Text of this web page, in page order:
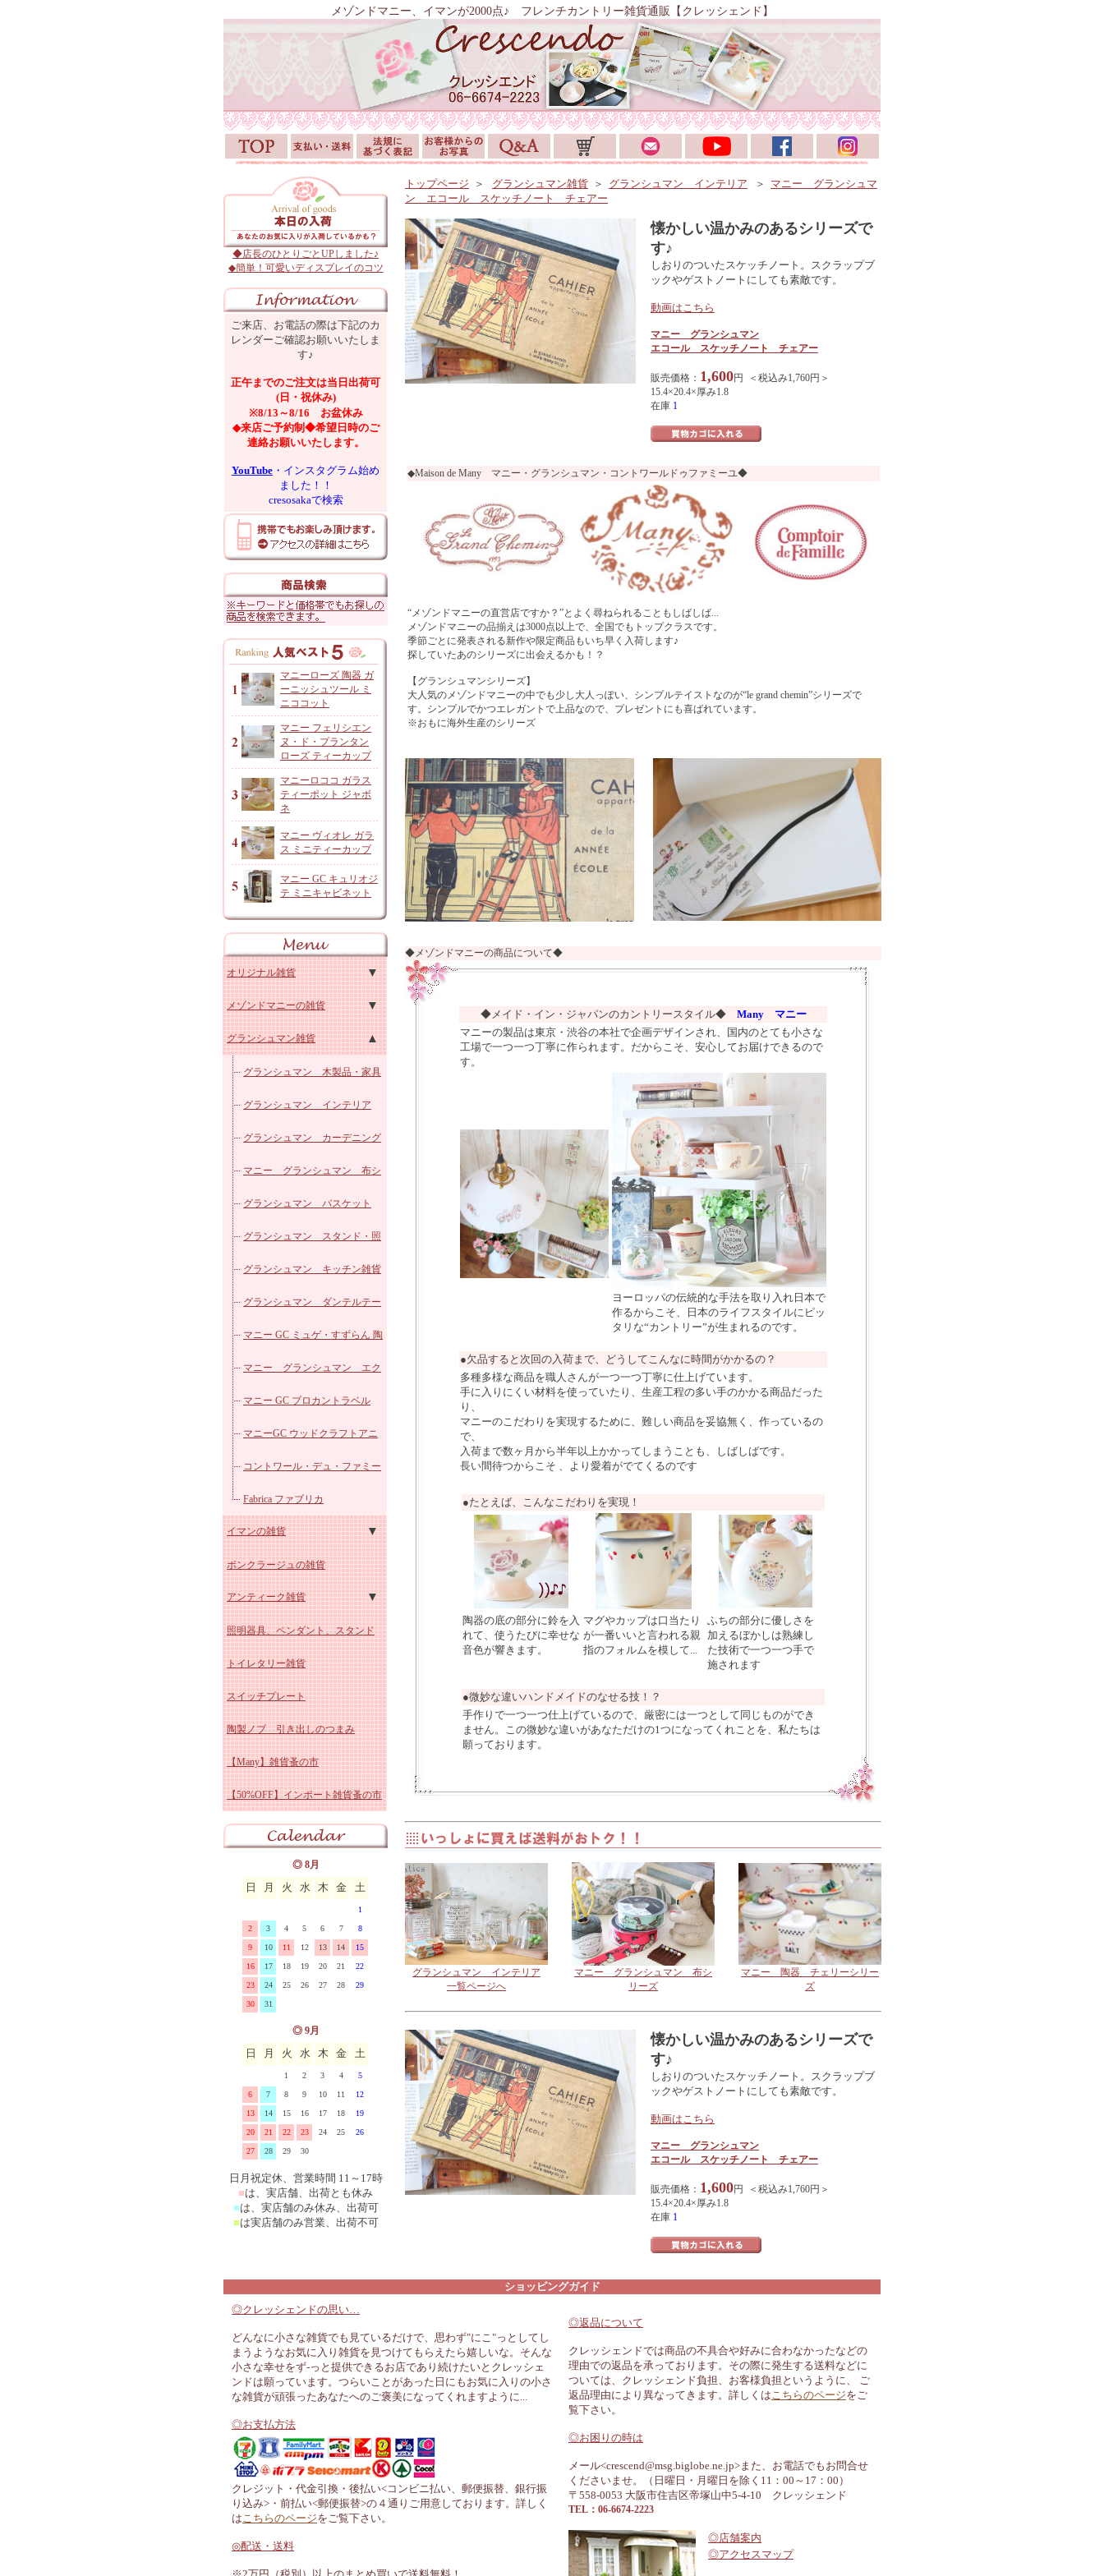
メゾンドマニー、イマンが2000点♪ フレンチカントリー雑貨通販【クレッシェンド】
◆店長のひとりごとUPしました♪
◆簡単！可愛いディスプレイのコツ
ご来店、お電話の際は下記のカ
レンダーご確認お願いいたしま
す♪
正午までのご注文は当日出荷可
(日・祝休み)
※8/13～8/16 お盆休み
◆来店ご予約制◆希望日時のご
連絡お願いいたします。
YouTube ・インスタグラム始め
ました！！
cresosakaで検索
マニーローズ 陶器 ガ
ーニッシュツール ミ
ニココット
マニー フェリシエン
ヌ・ド・プランタン
ローズ ティーカップ
マニーロココ ガラス
ティーポット ジャボ
ネ
マニー ヴィオレ ガラ
ス ミニティーカップ
マニー GC キュリオジ
テ ミニキャビネット
オリジナル雑貨
アンジャルダンロゼ
オリジナルコットン雑貨
レースドイリーなど
パッチワークシリーズ
カフェカーテン
ヴィクトリアシリーズ
ローズ柄カットクロス
メゾンドマニーの雑貨
マニー ローズ 陶器キッチン
マニー ローズ 陶器その他
マニー ローズ ホーロー
マニー ローズ ガラス他
マニー エトフモチーフ ロー
ズ
マニー レールデュロココ陶器
マニー レールデュロココホー
ロー
マニー レールデュロココ ガ
ラス
マニー ステンシルローズ 陶
器
マニー ブルーローズ シリーズ
マニー ノンブルシリーズ
マニー プチメゾン陶器
マニー バンドゥメール
マニー プティ タンジュ
マニー クリスマス陶器
マニー ペイザージュ・アン・
ローズ
マニー ブルーミングガーデン
マニーレコルトシリーズ
マニー プロヴァンス
マニー チェリーシリーズ
マニー デイジー陶磁器&ガラ
ス
マニー クリサンテーム
マニーポショアール・ド・スリ
ーズ
マニー エルブシリーズ
マニー ヴィオレ 陶器、ガラ
マニー ブロドリー(刺繍)シリ
ーズ
マニー エンボス&レース
マニー シャンドファミーユ
マニー ベアシリーズ
マニー その他の陶器ガラス
マニー その他布製品
グランシュマン雑貨
グランシュマン 木製品・家具
グランシュマン インテリア
グランシュマン カーデニング
雑貨
マニー グランシュマン 布シ
リーズ
グランシュマン バスケット
グランシュマン スタンド・照
明器具
グランシュマン キッチン雑貨
グランシュマン ダンテルテー
ブルウェア
マニー GC ミュゲ・すずらん 陶
器
マニー グランシュマン エク
リュ
マニー GC ブロカントラベル
マニーGC ウッドクラフトアニ
マル
コントワール・デュ・ファミー
ユ
Fabrica ファブリカ
イマンの雑貨
イマン かほり 陶器、ホーロ
ー
イマン しおりシリーズ
イマンももかシリーズ
イマン ビビアン 陶器、ホー
ロー
イマン スミレ 陶器、ホーロ
ー
イマン エマ 陶器、ホーロー
イマン プリンセスローズ
イマン ダイアナローズ 陶
器、ホーロー
イマン イザベラ 陶器
イマン クラリス 陶器、ホー
ロー
イマン ローズバスケット 陶
器、ホーロー
イマン ローレライ ガラス
イマンその他の雑貨
ボンクラージュの雑貨
アンティーク雑貨
アンティーク スージークーパ
ー
アンティーク ブルー&ホワイ
ト
アンティーク ホーロー雑貨
アンティーク 陶器雑貨
アンティーク その他
照明器具、ペンダント、スタンド
トイレタリー雑貨
スイッチプレート
陶製ノブ 引き出しのつまみ
【Many】雑貨蚤の市
【50%OFF】インポート雑貨蚤の市
◎ 8月
日 月 火 水 木 金 土
1
2 3 4 5 6 7 8
9 10 11 12 13 14 15
16 17 18 19 20 21 22
23 24 25 26 27 28 29
30 31
◎ 9月
日 月 火 水 木 金 土
1 2 3 4 5
6 7 8 9 10 11 12
13 14 15 16 17 18 19
20 21 22 23 24 25 26
27 28 29 30
日月祝定休、営業時間 11～17時
■は、実店舗、出荷とも休み
■は、実店舗のみ休み、出荷可
■は実店舗のみ営業、出荷不可
トップページ ＞ グランシュマン雑貨 ＞ グランシュマン インテリア ＞ マニー グランシュマ
ン エコール スケッチノート チェアー
懐かしい温かみのあるシリーズで
す♪
しおりのついたスケッチノート。スクラップブ
ックやゲストノートにしても素敵です。
動画はこちら
マニー グランシュマン
エコール スケッチノート チェアー
販売価格： 1,600円 ＜税込み1,760円＞
15.4×20.4×厚み1.8
在庫 1
◆Maison de Many マニー・グランシュマン・コントワールドゥファミーユ◆
“メゾンドマニーの直営店ですか？”とよく尋ねられることもしばしば...
メゾンドマニーの品揃えは3000点以上で、全国でもトップクラスです。
季節ごとに発表される新作や限定商品もいち早く入荷します♪
探していたあのシリーズに出会えるかも！？
【グランシュマンシリーズ】
大人気のメゾンドマニーの中でも少し大人っぽい、シンプルテイストなのが“le grand chemin”シリーズで
す。シンプルでかつエレガントで上品なので、プレゼントにも喜ばれています。
※おもに海外生産のシリーズ
◆メゾンドマニーの商品について◆
◆メイド・イン・ジャパンのカントリースタイル◆ Many マニー
マニーの製品は東京・渋谷の本社で企画デザインされ、国内のとても小さな
工場で一つ一つ丁寧に作られます。だからこそ、安心してお届けできるので
す。
ヨーロッパの伝統的な手法を取り入れ日本で
作るからこそ、日本のライフスタイルにピッ
タリな“カントリー”が生まれるのです。
●欠品すると次回の入荷まで、どうしてこんなに時間がかかるの？
多種多様な商品を職人さんが一つ一つ丁寧に仕上げています。
手に入りにくい材料を使っていたり、生産工程の多い手のかかる商品だった
り、
マニーのこだわりを実現するために、難しい商品を妥協無く、作っているの
で、
入荷まで数ヶ月から半年以上かかってしまうことも、しばしばです。
長い間待つからこそ 、より愛着がでてくるのです
●たとえば、こんなこだわりを実現！
陶器の底の部分に鈴を入
れて、使うたびに幸せな
音色が響きます。
マグやカップは口当たり
が一番いいと言われる親
指のフォルムを模して...
ふちの部分に優しさを
加えるぼかしは熟練し
た技術で一つ一つ手で
施されます
●微妙な違いハンドメイドのなせる技！？
手作りで一つ一つ仕上げているので、厳密には一つとして同じものができ
ません。この微妙な違いがあなただけの1つになってくれことを、私たちは
願っております。
グランシュマン インテリア
一覧ページへ
マニー グランシュマン 布シ
リーズ
マニー 陶器 チェリーシリー
ズ
懐かしい温かみのあるシリーズで
す♪
しおりのついたスケッチノート。スクラップブ
ックやゲストノートにしても素敵です。
動画はこちら
マニー グランシュマン
エコール スケッチノート チェアー
販売価格： 1,600円 ＜税込み1,760円＞
15.4×20.4×厚み1.8
在庫 1